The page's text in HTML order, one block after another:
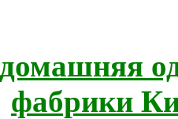
фабрики